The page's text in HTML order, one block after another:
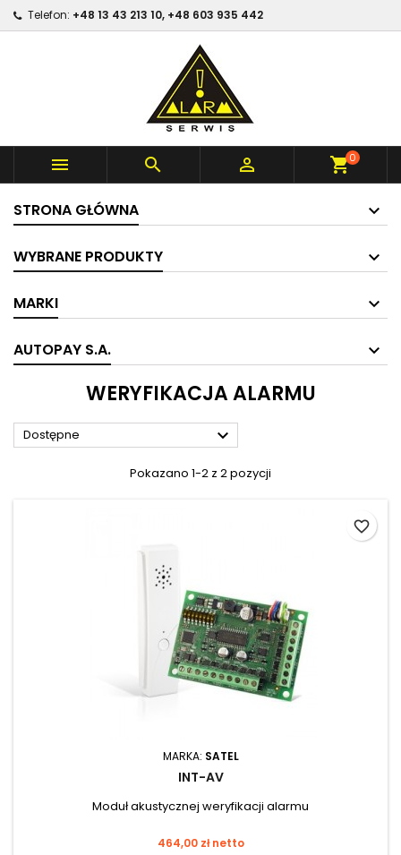
Telefon: +48 13 43 213 10, +48 603 935 442
   shopping_cart0
STRONA GŁÓWNA
WYBRANE PRODUKTY
MARKI
AUTOPAY S.A.
WERYFIKACJA ALARMU
Dostępne 
Pokazano 1-2 z 2 pozycji
MARKA: SATEL
INT-AV
Moduł akustycznej weryfikacji alarmu
Cena
464,00 zł netto
favorite_border